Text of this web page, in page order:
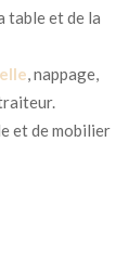
table et de la
, nappage,
et de mobilier